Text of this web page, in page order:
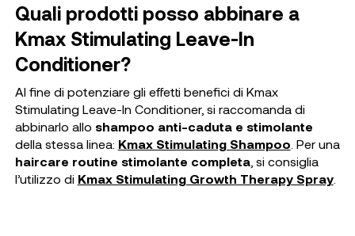
Quali prodotti posso abbinare a
Kmax Stimulating Leave-In
Conditioner?
Al fine di potenziare gli effetti benefici di Kmax
Stimulating Leave-In Conditioner, si raccomanda di
abbinarlo allo shampoo anti-caduta e stimolante
della stessa linea: Kmax Stimulating Shampoo . Per una
haircare routine stimolante completa, si consiglia
l’utilizzo di Kmax Stimulating Growth Therapy Spray.